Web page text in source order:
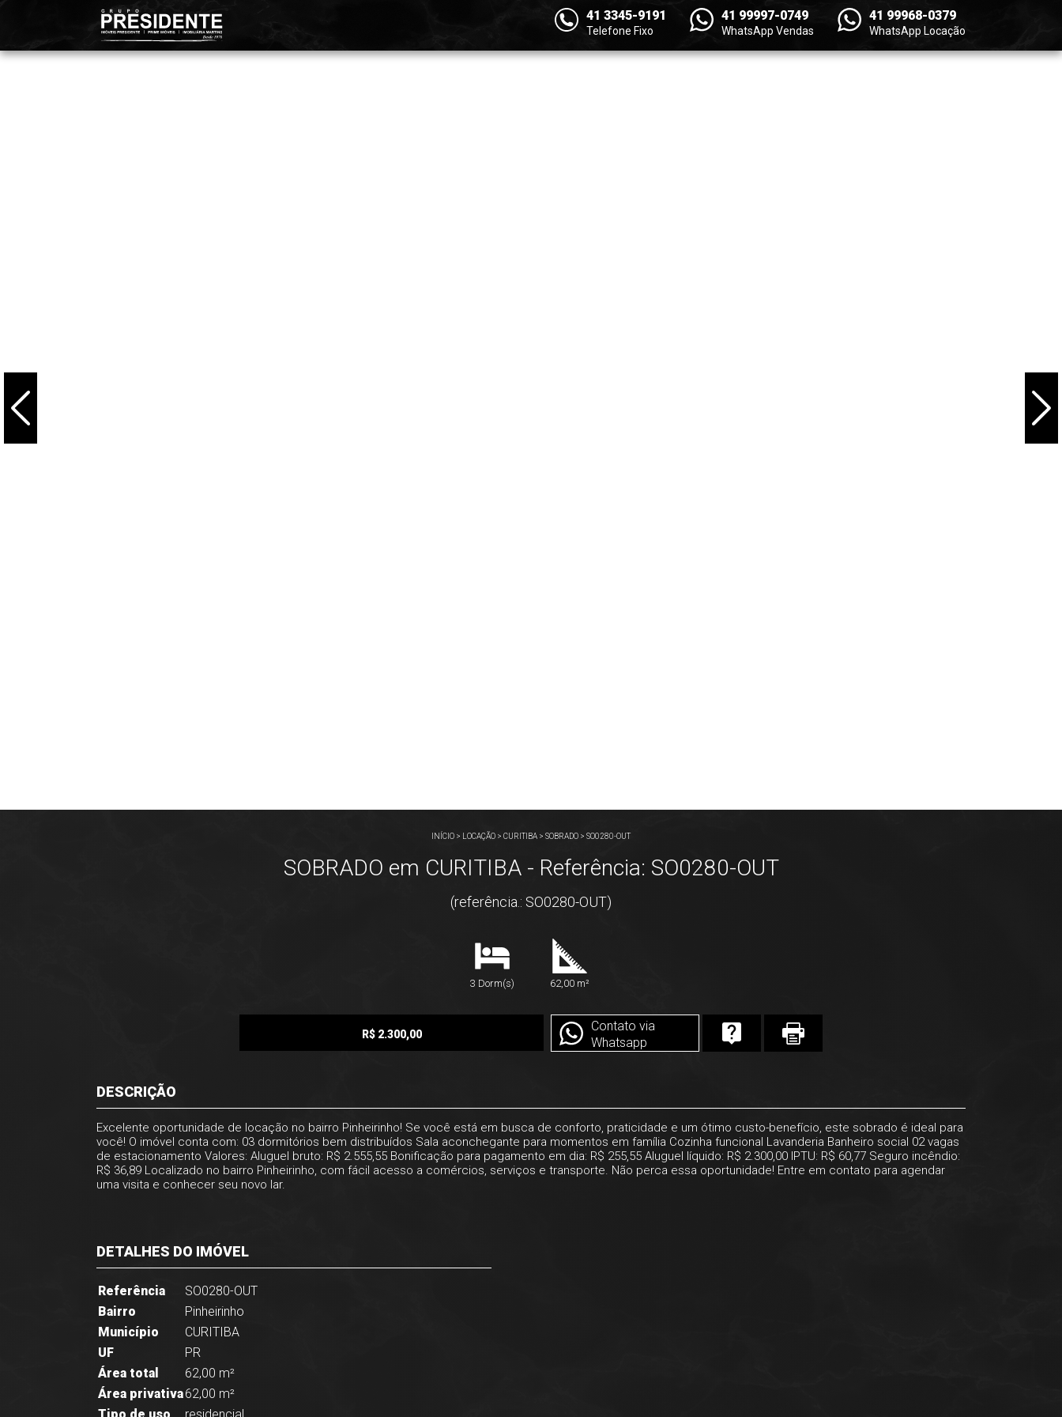
41 3345-9191
Telefone Fixo
41 99997-0749
WhatsApp Vendas
41 99968-0379
WhatsApp Locação
INÍCIO > LOCAÇÃO > CURITIBA > SOBRADO > SO0280-OUT
SOBRADO em CURITIBA - Referência: SO0280-OUT
(referência.: SO0280-OUT)
3 Dorm(s) 62,00 m²
R$ 2.300,00
Contato via
Whatsapp
DESCRIÇÃO
Excelente oportunidade de locação no bairro Pinheirinho! Se você está em busca de conforto, praticidade e um ótimo custo-benefício, este sobrado é ideal para
você! O imóvel conta com: 03 dormitórios bem distribuídos Sala aconchegante para momentos em família Cozinha funcional Lavanderia Banheiro social 02 vagas
de estacionamento Valores: Aluguel bruto: R$ 2.555,55 Bonificação para pagamento em dia: R$ 255,55 Aluguel líquido: R$ 2.300,00 IPTU: R$ 60,77 Seguro incêndio:
R$ 36,89 Localizado no bairro Pinheirinho, com fácil acesso a comércios, serviços e transporte. Não perca essa oportunidade! Entre em contato para agendar
uma visita e conhecer seu novo lar.
DETALHES DO IMÓVEL
Referência
SO0280-OUT
Bairro
Pinheirinho
Município
CURITIBA
UF
PR
Área total
62,00 m²
Área privativa62,00 m²